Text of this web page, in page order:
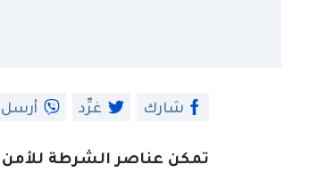
شارك غرِّد أرسل
تمكن عناصر الشرطة للأمن